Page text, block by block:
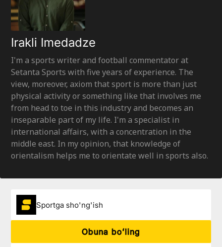
Irakli Imedadze
I'm a sports writer and football commentator at
Setanta Sports with five years of experience. The
view, moreover, axiom that sport is more than just
physical activity or something like that involves me
from head to toe in this industry and becomes an
inseparable part of my life. I'm a specialist in
international affairs, with a concentration in the
middle east. In my opinion, that knowledge of
orientalism helps me to orientate well in sports also.
Sportga sho'ng'ish
Obuna boʻling